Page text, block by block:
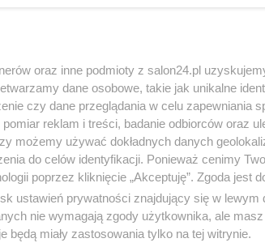
oraz inne podmioty z salon24.pl
dane osobowe, takie jak unikalne
czy dane przeglądania w celu zapewniania
reklam i treści, badanie odbiorców oraz
możemy używać dokładnych danych
do celów identyfikacji. Ponieważ cenimy
poprzez kliknięcie „Akceptuję”. Zgoda jest
ustawień prywatności znajdujący się w lewym
nie wymagają zgody użytkownika, ale
będą miały zastosowania tylko na tej witrynie.